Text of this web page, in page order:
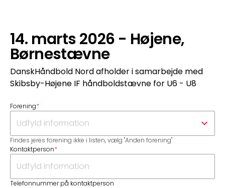
14. marts 2026 - Højene,
Børnestævne
DanskHåndbold Nord afholder i samarbejde med
Skibsby-Højene IF håndboldstævne for U6 - U8
Forening*
Findes jeres forening ikke i listen, vælg "Anden forening"
Kontaktperson*
Telefonnummer på kontaktperson